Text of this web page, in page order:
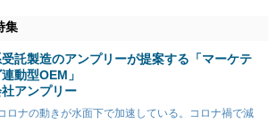
集
託製造のアンプリーが提案する「マーケテ
動型OEM」
アンプリー
ロナの動きが水面下で加速している。コロナ禍で減